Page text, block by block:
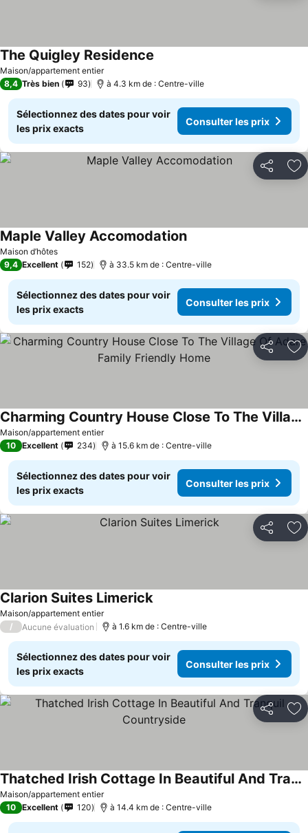
Maison/appartement entier
The Quigley Residence
8,4 Très bien 93 à 4.3 km de : Centre-ville
Sélectionnez des dates pour voir
les prix exacts
Consulter les prix
Partager
Maison d’hôtes
Maple Valley Accomodation
9,4 Excellent 152 à 33.5 km de : Centre-ville
Sélectionnez des dates pour voir
les prix exacts
Consulter les prix
Partager
Maison/appartement entier
Charming Country House Close To The Village Of Adare Family Friendly Home
10 Excellent 234 à 15.6 km de : Centre-ville
Sélectionnez des dates pour voir
les prix exacts
Consulter les prix
Partager
Maison/appartement entier
Clarion Suites Limerick
/ Aucune évaluation à 1.6 km de : Centre-ville
Sélectionnez des dates pour voir
les prix exacts
Consulter les prix
Partager
Maison/appartement entier
Thatched Irish Cottage In Beautiful And Tranquil Countryside
10 Excellent 120 à 14.4 km de : Centre-ville